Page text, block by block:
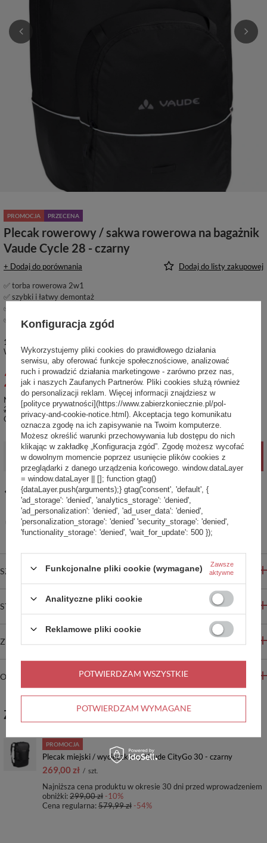
PROMOCJA PRZECENA
Plecak rowerowy / sakwa rowerowa na bagażnik
Vaude Cycle 28 - czarny
+ Dodaj do porównania
Dodaj do listy zakupowej
✅ torba rowerowa 2w1
✅ szybki i łatwy demontaż
✅ może być noszona jako plecak
✅ przyjazny dla środowiska materiał podstawowy
1 szt.
Wysyłkajutro Sprawdź czasy i koszty wysyłki
251,00 zł brutto/szt.
Najniższa cena produktu w okresie 30 dni przed wprowadzeniem obniżki:
279,00 zł -10%
Cena regularna:679,99 zł -63%
+ DODAJ DO KOSZYKA
14dni na łatwy zwrot
Ten produkt nie jest dostępny w sklepie stacjonarnym
Bezpieczne zakupy
SZCZEGÓŁOWE INFORMACJE
STREFA REKOMENDACJI
ZADAJ PYTANIE
OPINIE
ZABIERZ JESZCZE :)
PROMOCJA
Plecak miejski / wycieczkowy Vaude CityGo 30 - czarny
269,00 zł / szt.
Najniższa cena produktu w okresie 30 dni przed wprowadzeniem
obniżki:299,00 zł-10%
Cena regularna:579,99 zł-54%
Konfiguracja zgód
Wykorzystujemy pliki cookies do prawidłowego działania
serwisu, aby oferować funkcje społecznościowe, analizować
ruch i prowadzić działania marketingowe - zarówno przez nas,
jak i naszych Zaufanych Partnerów. Pliki cookies służą również
do personalizacji reklam. Więcej informacji znajdziesz w
[polityce prywatności](https://www.zabierzkoniecznie.pl/pol-
privacy-and-cookie-notice.html). Akceptacja tego komunikatu
oznacza zgodę na ich zapisywanie na Twoim komputerze.
Możesz określić warunki przechowywania lub dostępu do nich
klikając w zakładkę „Konfiguracja zgód”. Zgodę możesz wycofać
w dowolnym momencie poprzez usunięcie plików cookies z
przeglądarki z danego urządzenia końcowego. window.dataLayer
= window.dataLayer || []; function gtag()
{dataLayer.push(arguments);} gtag('consent', 'default', {
'ad_storage': 'denied', 'analytics_storage': 'denied',
'ad_personalization': 'denied', 'ad_user_data': 'denied',
'personalization_storage': 'denied' 'security_storage': 'denied',
'functionality_storage': 'denied', 'wait_for_update': 500 });
Funkcjonalne pliki cookie (wymagane)
Zawsze
aktywne
Analityczne pliki cookie
Reklamowe pliki cookie
POTWIERDZAM WYMAGANE
POTWIERDZAM WSZYSTKIE